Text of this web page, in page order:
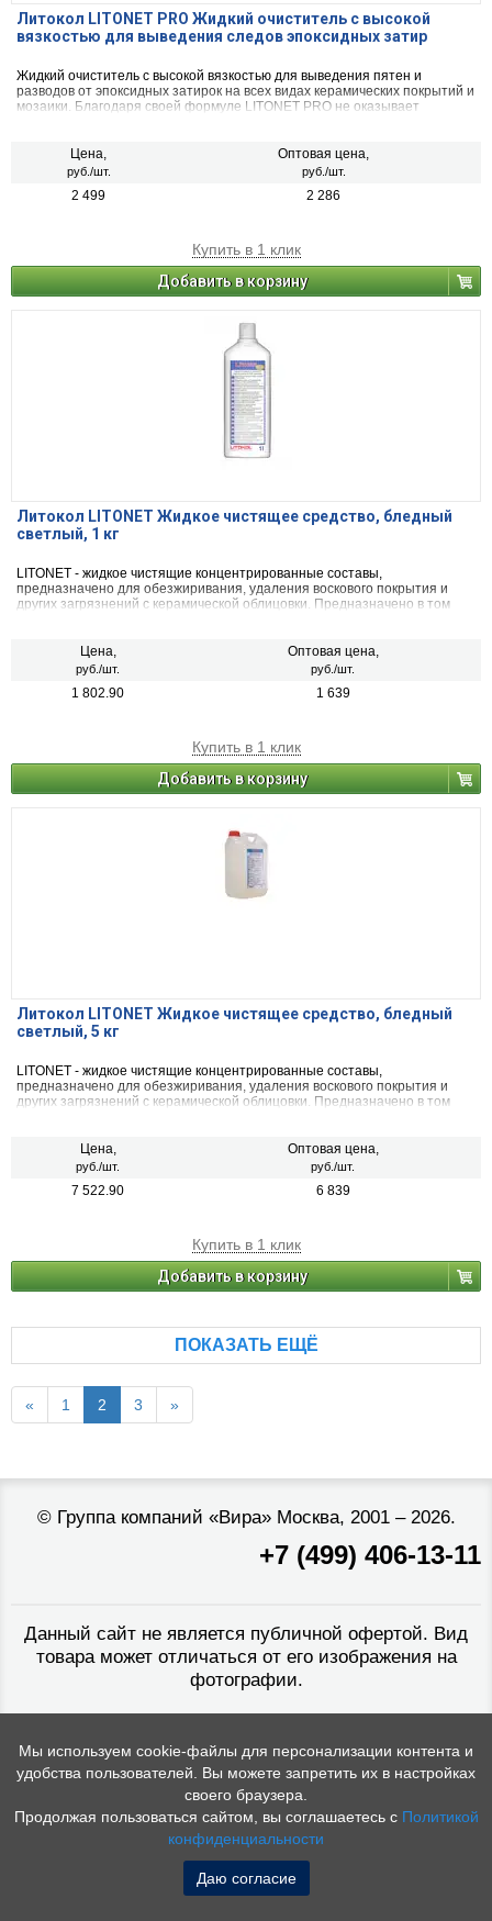
Литокол LITONET PRO Жидкий очиститель с высокой
вязкостью для выведения следов эпоксидных затир
Жидкий очиститель с высокой вязкостью для выведения пятен и
разводов от эпоксидных затирок на всех видах керамических покрытий и
мозаики. Благодаря своей формуле LITONET PRO не оказывает
применяется для очистки горизонтальных и вертикальных
облицованных поверхностей. Для внутренних и наружных работ.
Цена,
руб./шт.
Оптовая цена,
руб./шт.
2 499 2 286
Купить в 1 клик
Добавить в корзину
Литокол LITONET Жидкое чистящее средство, бледный
светлый, 1 кг
LITONET - жидкое чистящие концентрированные составы,
предназначено для обезжиривания, удаления воскового покрытия и
других загрязнений с керамической облицовки. Предназначено в том
швов. Могжет быть использовано в различной концентрации в
зависимости от степени загрязнения и сложности случая.
Цена,
руб./шт.
Оптовая цена,
руб./шт.
1 802.90 1 639
Купить в 1 клик
Добавить в корзину
Литокол LITONET Жидкое чистящее средство, бледный
светлый, 5 кг
LITONET - жидкое чистящие концентрированные составы,
предназначено для обезжиривания, удаления воскового покрытия и
других загрязнений с керамической облицовки. Предназначено в том
швов. Могжет быть использовано в различной концентрации в
зависимости от степени загрязнения и сложности случая.
Цена,
руб./шт.
Оптовая цена,
руб./шт.
7 522.90 6 839
Купить в 1 клик
Добавить в корзину
ПОКАЗАТЬ ЕЩЁ
« 1 2 3 »
© Группа компаний «Вира»Москва, 2001 – 2026.
+7 (499) 406-13-11
Данный сайт не является публичной офертой. Вид
товара может отличаться от его изображения на
фотографии.
Мы используем cookie-файлы для персонализации контента и
удобства пользователей. Вы можете запретить их в настройках
своего браузера.
Продолжая пользоваться сайтом, вы соглашаетесь с Политикой
конфиденциальности
Даю согласие